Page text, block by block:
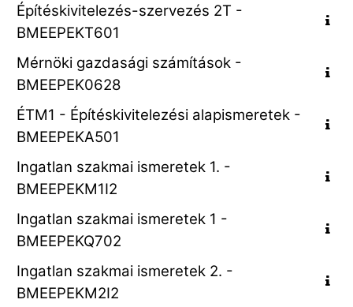
Építéskivitelezés-szervezés 2T -
BMEEPEKT601
Mérnöki gazdasági számítások -
BMEEPEK0628
ÉTM1 - Építéskivitelezési alapismeretek -
BMEEPEKA501
Ingatlan szakmai ismeretek 1. -
BMEEPEKM1I2
Ingatlan szakmai ismeretek 1 -
BMEEPEKQ702
Ingatlan szakmai ismeretek 2. -
BMEEPEKM2I2